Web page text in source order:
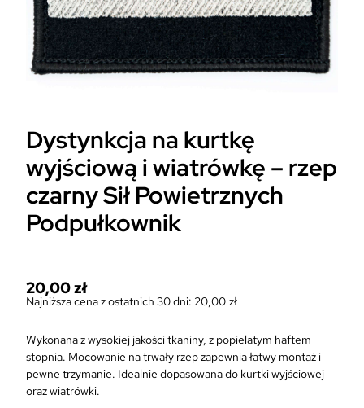
Dystynkcja na kurtkę
wyjściową i wiatrówkę – rzep
czarny Sił Powietrznych
Podpułkownik
20,00zł
Najniższa cena z ostatnich 30 dni: 20,00 zł
Wykonana z wysokiej jakości tkaniny, z popielatym haftem
stopnia. Mocowanie na trwały rzep zapewnia łatwy montaż i
pewne trzymanie. Idealnie dopasowana do kurtki wyjściowej
oraz wiatrówki.